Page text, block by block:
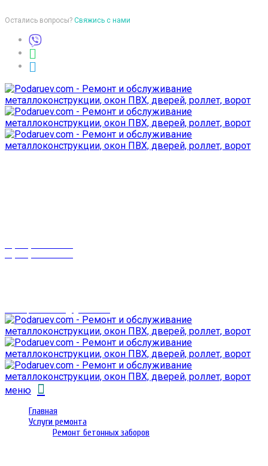
Остались вопросы? Свяжись с нами
меню
Главная
Услуги ремонта
Ремонт бетонных заборов